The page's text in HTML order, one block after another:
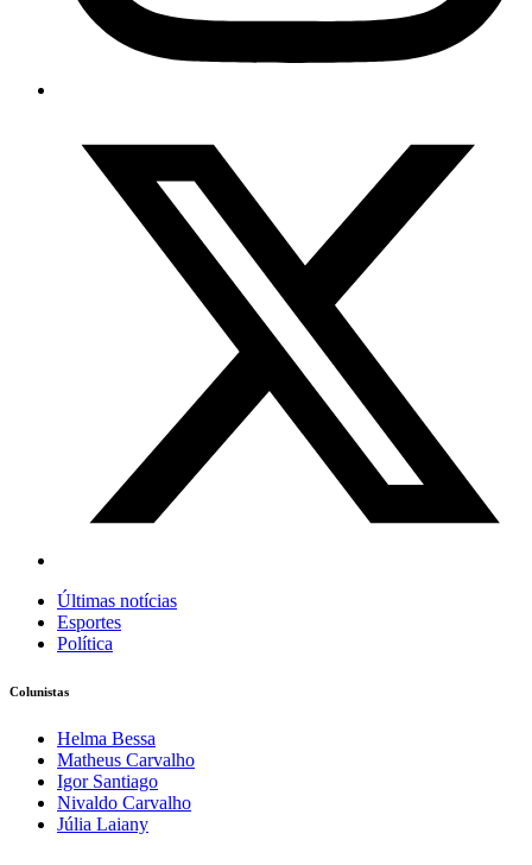
Últimas notícias
Esportes
Política
Colunistas
Helma Bessa
Matheus Carvalho
Igor Santiago
Nivaldo Carvalho
Júlia Laiany